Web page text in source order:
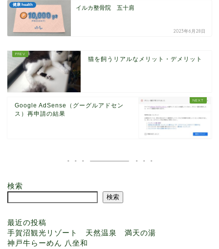
健康 health イルカ整骨院 五十肩
2023年6月28日
猫を飼うリアルなメリット・デメリット
Google AdSense（グーグルアドセン
ス）再申請の結果
検索
検索
最近の投稿
手賀沼観光リゾート 天然温泉 満天の湯
神戸牛らーめん 八坐和
お問い合わせ Contact